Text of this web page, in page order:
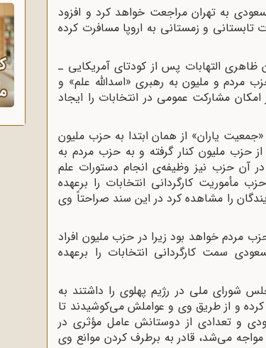
به تهران مراجعت خواهد کرد و افزود
تابستانی و زمستانی به اروپا مسافرت کرده
التهابات پس از کودتای آمریکایی ـ
دو حزب مردم و ملیون به رهبری «اسدالله علم» و
مشارکت عمومی در انتخابات را ایجاد
یاران» از همان ابتدا به حزب ملیون
ملیون کنار گرفته و به حزب مردم به
آن حزب نیز وظیفه‌‌ی انجام دستورات علم
کارگردانی انتخابات را برعهده
را مشاهده کرد در این سند صراحتاً وی
مردم خواهد بود زیرا در حزب ملیون افراد
سمت کارگردانی انتخابات را برعهده
شورای ملی در رژیم پهلوی را داشتند به
و از طریق وی و عواملش می‌کوشیدند تا
و تعدادی از دوستانش عامل مؤثری در
می‌شد، قادر به برطرف کردن موانع وی